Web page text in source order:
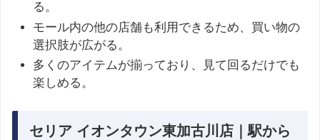
る。
モール内の他の店舗も利用できるため、買い物の
選択肢が広がる。
多くのアイテムが揃っており、見て回るだけでも
楽しめる。
セリア イオンタウン東加古川店｜駅から